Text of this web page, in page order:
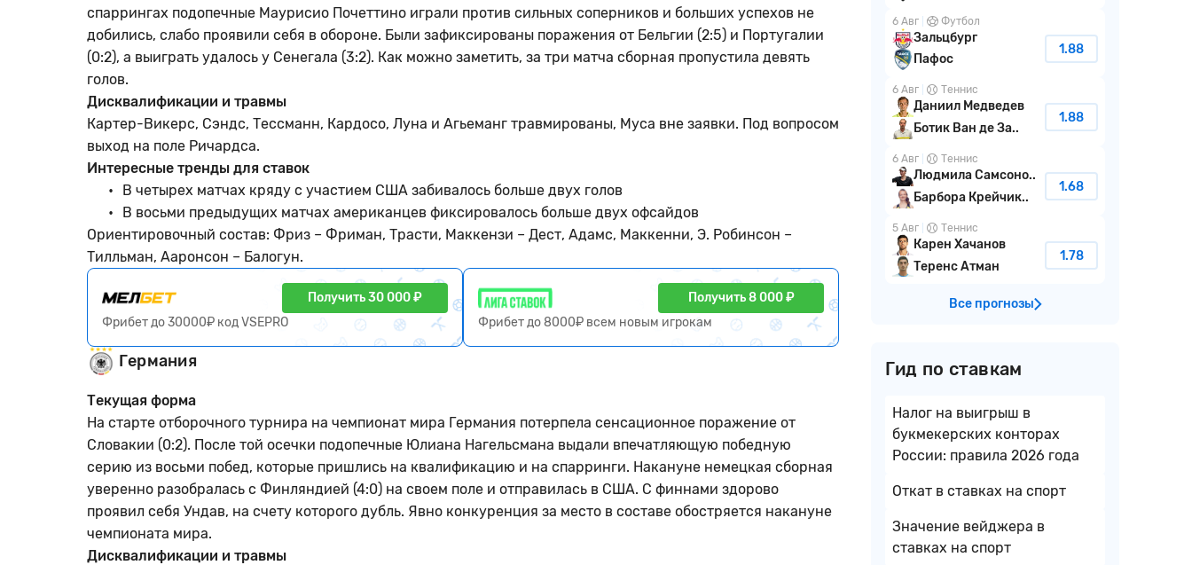
спаррингах подопечные Маурисио Почеттино играли против сильных соперников и больших успехов не
добились, слабо проявили себя в обороне. Были зафиксированы поражения от Бельгии (2:5) и Португалии
(0:2), а выиграть удалось у Сенегала (3:2). Как можно заметить, за три матча сборная пропустила девять
голов.
Дисквалификации и травмы
Картер-Викерс, Сэндс, Тессманн, Кардосо, Луна и Агьеманг травмированы, Муса вне заявки. Под вопросом
выход на поле Ричардса.
Интересные тренды для ставок
В четырех матчах кряду с участием США забивалось больше двух голов
В восьми предыдущих матчах американцев фиксировалось больше двух офсайдов
Ориентировочный состав: Фриз – Фриман, Трасти, Маккензи – Дест, Адамс, Маккенни, Э. Робинсон –
Тилльман, Ааронсон – Балогун.
Получить 30 000 ₽
Фрибет до 30000₽ код VSEPRO
Получить 8 000 ₽
Фрибет до 8000₽ всем новым игрокам
Германия
Текущая форма
На старте отборочного турнира на чемпионат мира Германия потерпела сенсационное поражение от
Словакии (0:2). После той осечки подопечные Юлиана Нагельсмана выдали впечатляющую победную
серию из восьми побед, которые пришлись на квалификацию и на спарринги. Накануне немецкая сборная
уверенно разобралась с Финляндией (4:0) на своем поле и отправилась в США. С финнами здорово
проявил себя Ундав, на счету которого дубль. Явно конкуренция за место в составе обостряется накануне
чемпионата мира.
Дисквалификации и травмы
6 Авг Футбол
Зальцбург
Пафос
1.88
6 Авг Теннис
Даниил Медведев
Ботик Ван де За..
1.88
6 Авг Теннис
Людмила Самсоно..
Барбора Крейчик..
1.68
5 Авг Теннис
Карен Хачанов
Теренс Атман
1.78
Все прогнозы
Гид по ставкам
Налог на выигрыш в
букмекерских конторах
России: правила 2026 года
Откат в ставках на спорт
Значение вейджера в
ставках на спорт